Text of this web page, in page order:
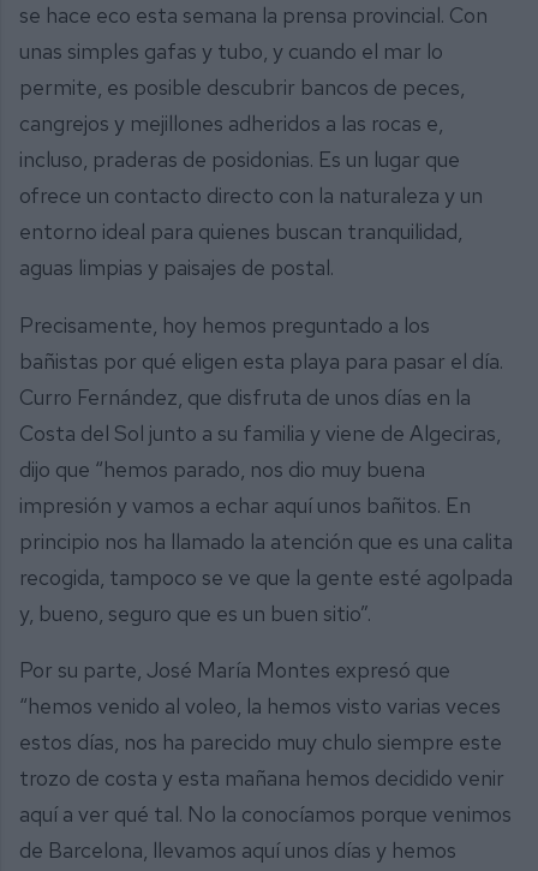
se hace eco esta semana la prensa provincial. Con
unas simples gafas y tubo, y cuando el mar lo
permite, es posible descubrir bancos de peces,
cangrejos y mejillones adheridos a las rocas e,
incluso, praderas de posidonias. Es un lugar que
ofrece un contacto directo con la naturaleza y un
entorno ideal para quienes buscan tranquilidad,
aguas limpias y paisajes de postal.
Precisamente, hoy hemos preguntado a los
bañistas por qué eligen esta playa para pasar el día.
Curro Fernández, que disfruta de unos días en la
Costa del Sol junto a su familia y viene de Algeciras,
dijo que “hemos parado, nos dio muy buena
impresión y vamos a echar aquí unos bañitos. En
principio nos ha llamado la atención que es una calita
recogida, tampoco se ve que la gente esté agolpada
y, bueno, seguro que es un buen sitio”.
Por su parte, José María Montes expresó que
“hemos venido al voleo, la hemos visto varias veces
estos días, nos ha parecido muy chulo siempre este
trozo de costa y esta mañana hemos decidido venir
aquí a ver qué tal. No la conocíamos porque venimos
de Barcelona, llevamos aquí unos días y hemos